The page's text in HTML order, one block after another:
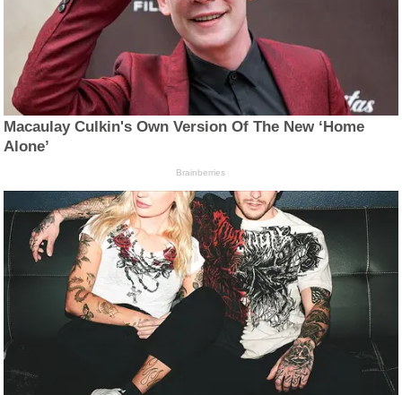
Macaulay Culkin's Own Version Of The New ‘Home
Alone’
Brainberries